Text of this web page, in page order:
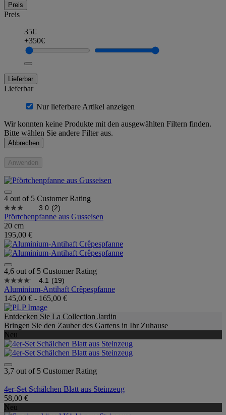
Preis
Preis
35€
+350€
Lieferbar
Lieferbar
Nur lieferbare Artikel anzeigen
Wir konnten keine Produkte mit den ausgewählten Filtern finden.
Bitte wählen Sie andere Filter aus.
Abbrechen
Anwenden
4 out of 5 Customer Rating
3.0 (2)
Pförtchenpfanne aus Gusseisen
20 cm
195,00 €
4,6 out of 5 Customer Rating
4.1 (19)
Aluminium-Antihaft Crêpespfanne
145,00 € - 165,00 €
Entdecken Sie La Collection Jardin
Bringen Sie den Zauber des Gartens in Ihr Zuhause
Neu
3,7 out of 5 Customer Rating
4er-Set Schälchen Blatt aus Steinzeug
58,00 €
Neu